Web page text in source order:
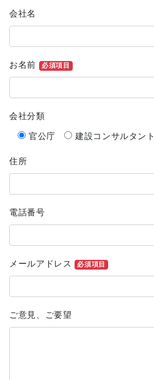
会社名
お名前 必須項目
会社分類
官公庁
建設コンサルタント
住所
電話番号
メールアドレス 必須項目
ご意見、ご要望